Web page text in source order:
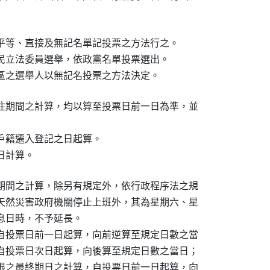
、直接及無記名單記投票之方法行之。
法委員選舉，依政黨名單投票選出。
選舉人以無記名投票之方法決定。
期間之計算，均以算至投票日前一日為準，並
遷入登記之日起算。
計算。
間之計算，除另有規定外，依行政程序法之規
然災害政府機關停止上班外，其為星期六、星
日時，不予延長。
投票日前一日起算，向前逆算至規定日數之當
票日次日起算，向後算至規定日數之當日；
之最終期日之計算，自投票日前一日起算，向